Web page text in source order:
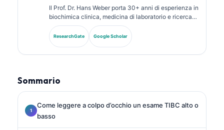
Il Prof. Dr. Hans Weber porta 30+ anni di esperienza in
biochimica clinica, medicina di laboratorio e ricerca
sui biomarcatori. Ex Presidente della Società Tedesca
di Chimica Clinica, si specializza nell’analisi dei
pannelli diagnostici, nella standardizzazione dei
ResearchGate Google Scholar
Sommario
Come leggere a colpo d’occhio un esame TIBC alto o
basso